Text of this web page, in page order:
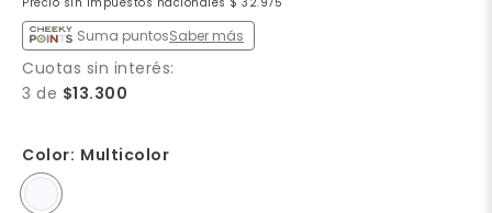
Suma puntosSaber más
Cuotas sin interés:
3 de $13.300
Color: Multicolor